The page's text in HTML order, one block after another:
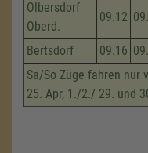
Olbersdorf
Oberd.
09.12
Bertsdorf 09.16
Sa/So Züge fahren nur
25. Apr, 1./2./ 29. und